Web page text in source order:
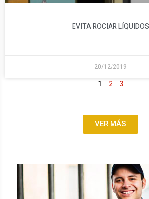
EVITA ROCIAR LÍQUIDOS
20/12/2019
1 2 3
VER MÁS